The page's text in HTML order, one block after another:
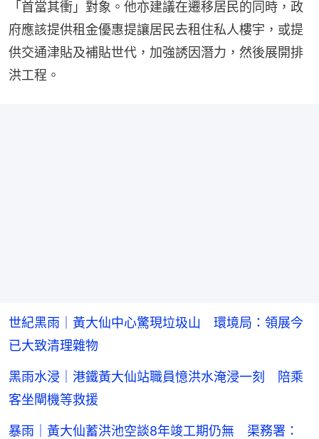
「首當其衝」對象。他亦建議在遷移居民的同時，政
府應該提供租金優惠提讓居民去租住私人樓宇，或提
供交通津貼及補貼世代，加強誘因潛力，然後展開排
洪工程。
世紀黑雨｜黃大仙中心驚現垃圾山 環境局：領展今
已大致清理雜物
黑雨水浸｜港鐵黃大仙站職員憶洪水淹浸一刻 陪乘
客坐閘機等救援
暴雨｜黃大仙蓄洪池空談8年竣工期仍無 渠務署：